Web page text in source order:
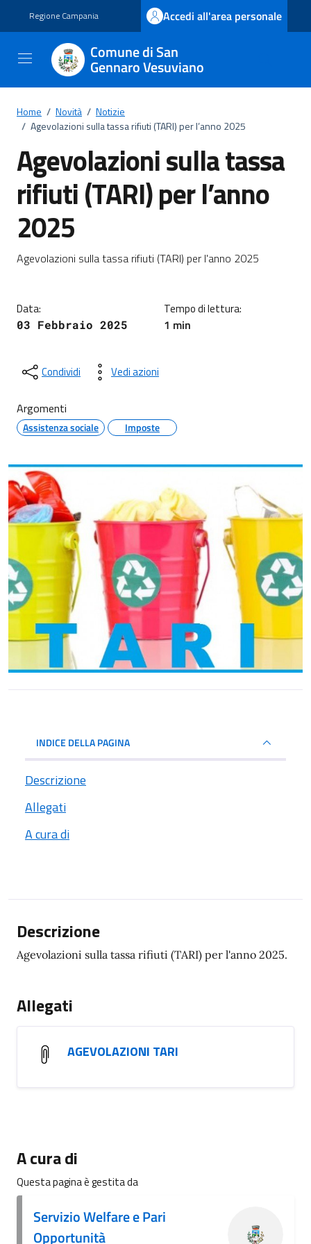
Regione Campania Accedi all'area personale
Comune di San
Gennaro Vesuviano
Home / Novità / Notizie
/ Agevolazioni sulla tassa rifiuti (TARI) per l’anno 2025
Agevolazioni sulla tassa
rifiuti (TARI) per l’anno
2025
Dettagli della notizia
Agevolazioni sulla tassa rifiuti (TARI) per l'anno 2025
Data:
03 Febbraio 2025
Tempo di lettura:
1 min
Condividi Vedi azioni
Argomenti
Assistenza sociale Imposte
INDICE DELLA PAGINA
Descrizione
Allegati
A cura di
Descrizione
Agevolazioni sulla tassa rifiuti (TARI) per l'anno 2025.
Allegati
AGEVOLAZIONI TARI
A cura di
Questa pagina è gestita da
Servizio Welfare e Pari
Opportunità